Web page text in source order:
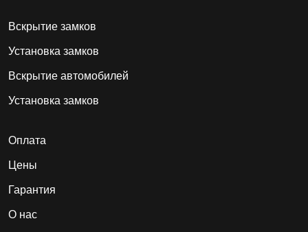
Вскрытие замков
Установка замков
Вскрытие автомобилей
Установка замков
Оплата
Цены
Гарантия
О нас